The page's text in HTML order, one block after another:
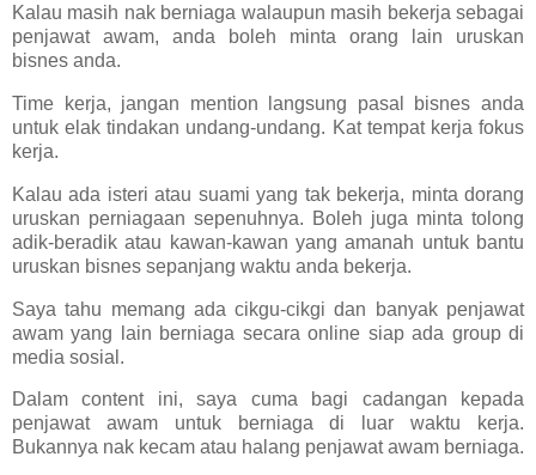
Kalau masih nak berniaga walaupun masih bekerja sebagai
penjawat awam, anda boleh minta orang lain uruskan
bisnes anda.
Time kerja, jangan mention langsung pasal bisnes anda
untuk elak tindakan undang-undang. Kat tempat kerja fokus
kerja.
Kalau ada isteri atau suami yang tak bekerja, minta dorang
uruskan perniagaan sepenuhnya. Boleh juga minta tolong
adik-beradik atau kawan-kawan yang amanah untuk bantu
uruskan bisnes sepanjang waktu anda bekerja.
Saya tahu memang ada cikgu-cikgi dan banyak penjawat
awam yang lain berniaga secara online siap ada group di
media sosial.
Dalam content ini, saya cuma bagi cadangan kepada
penjawat awam untuk berniaga di luar waktu kerja.
Bukannya nak kecam atau halang penjawat awam berniaga.